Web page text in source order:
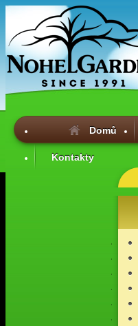
Domů
Kontakty